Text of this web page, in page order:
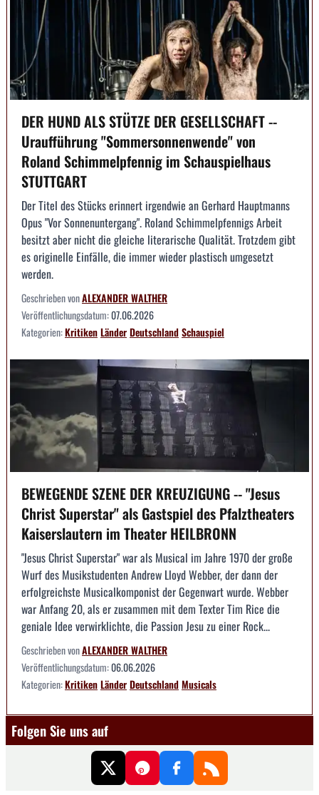
DER HUND ALS STÜTZE DER GESELLSCHAFT --
Uraufführung "Sommersonnenwende" von
Roland Schimmelpfennig im Schauspielhaus
STUTTGART
Der Titel des Stücks erinnert irgendwie an Gerhard Hauptmanns
Opus "Vor Sonnenuntergang". Roland Schimmelpfennigs Arbeit
besitzt aber nicht die gleiche literarische Qualität. Trotzdem gibt
es originelle Einfälle, die immer wieder plastisch umgesetzt
werden.
Geschrieben vonALEXANDER WALTHER
Veröffentlichungsdatum:07.06.2026
Kategorien:KritikenLänderDeutschlandSchauspiel
BEWEGENDE SZENE DER KREUZIGUNG -- "Jesus
Christ Superstar" als Gastspiel des Pfalztheaters
Kaiserslautern im Theater HEILBRONN
"Jesus Christ Superstar" war als Musical im Jahre 1970 der große
Wurf des Musikstudenten Andrew Lloyd Webber, der dann der
erfolgreichste Musicalkomponist der Gegenwart wurde. Webber
war Anfang 20, als er zusammen mit dem Texter Tim Rice die
geniale Idee verwirklichte, die Passion Jesu zu einer Rock...
Geschrieben vonALEXANDER WALTHER
Veröffentlichungsdatum:06.06.2026
Kategorien:KritikenLänderDeutschlandMusicals
Folgen Sie uns auf